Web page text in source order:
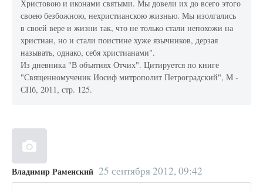
Христовою и иконами святыми. Мы довели их до всего этого
своею безбожною, нехристианскою жизнью. Мы изолгались
в своей вере и жизни так, что не только стали непохожи на
христиан, но и стали поистине хуже язычников, дерзая
называть, однако, себя христианами".
Из дневника "В объятиях Отчих". Цитируется по книге
"Священномученик Иосиф митрополит Петроградский", М -
СПб, 2011, стр. 125.
Владимир Раменский 25 сентября 2012, 09:42